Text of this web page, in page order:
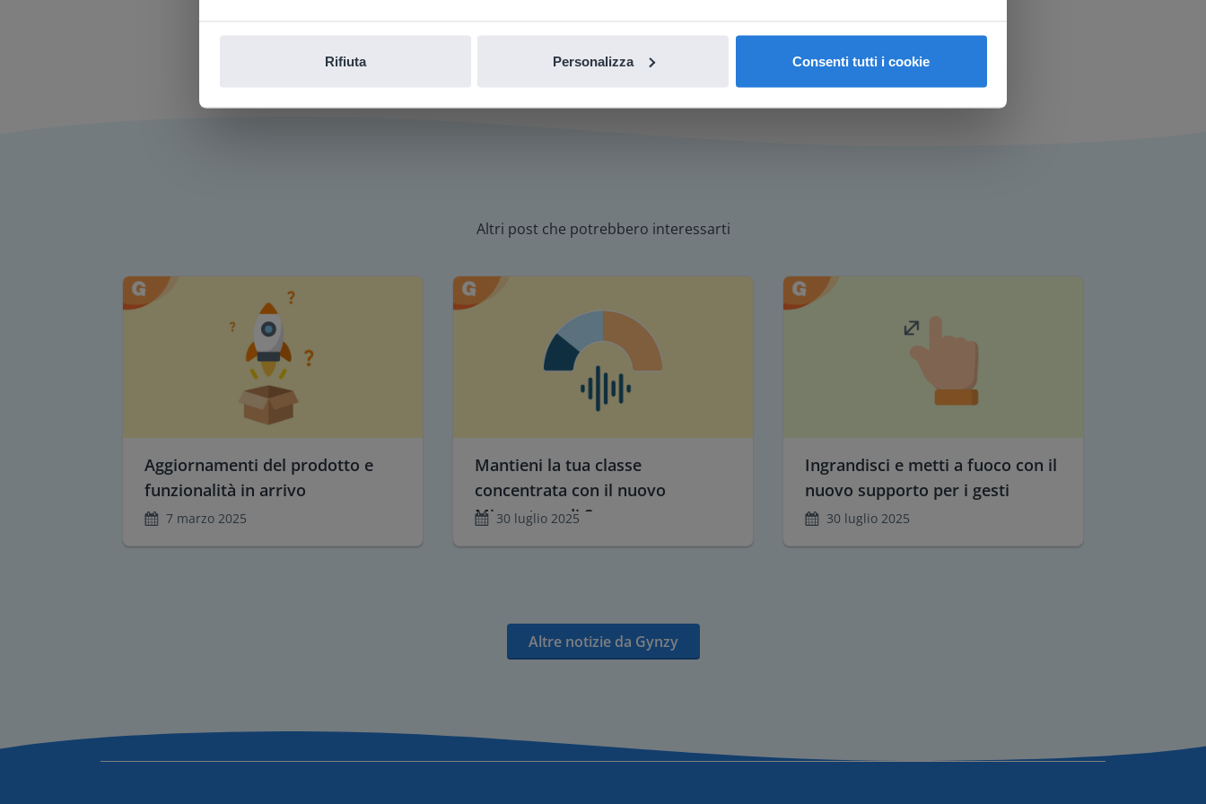
Rifiuta Personalizza Consenti tutti i cookie
Altri post che potrebbero interessarti
Aggiornamenti del prodotto e
funzionalità in arrivo
7 marzo 2025
Mantieni la tua classe
concentrata con il nuovo
Misuratore di Suono
30 luglio 2025
Ingrandisci e metti a fuoco con il
nuovo supporto per i gesti
30 luglio 2025
Altre notizie da Gynzy